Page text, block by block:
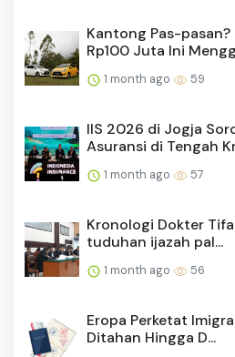
Kantong Pas-
Rp100 Juta Ini
1 month ago 59
IIS 2026 di Jogja
Asuransi di Tengah
1 month ago 57
Kronologi Dokter
tuduhan ijazah pal...
1 month ago 56
Eropa Perketat
Ditahan Hingga D...